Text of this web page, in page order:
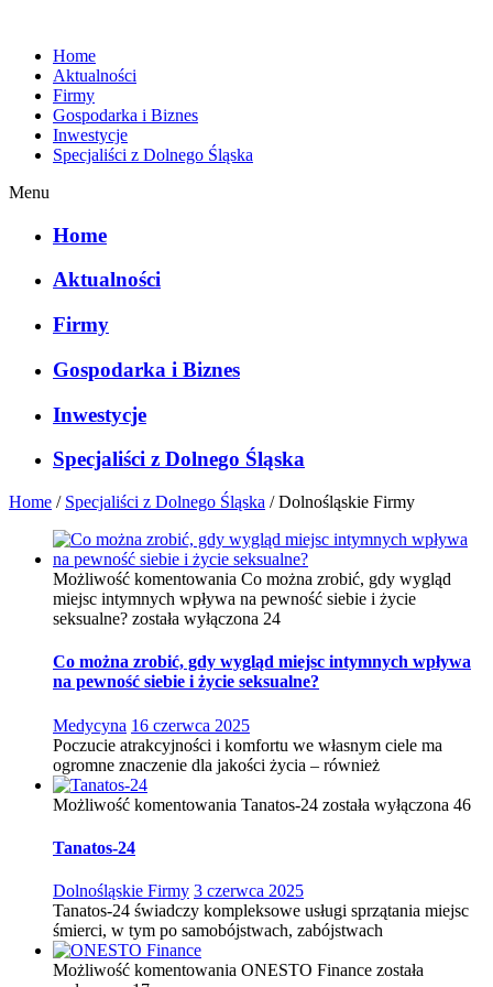
Home
Aktualności
Firmy
Gospodarka i Biznes
Inwestycje
Specjaliści z Dolnego Śląska
Menu
Home
Aktualności
Firmy
Gospodarka i Biznes
Inwestycje
Specjaliści z Dolnego Śląska
Home / Specjaliści z Dolnego Śląska /Dolnośląskie Firmy
Możliwość komentowania Co można zrobić, gdy wygląd
miejsc intymnych wpływa na pewność siebie i życie
seksualne? została wyłączona 24
Co można zrobić, gdy wygląd miejsc intymnych wpływa
na pewność siebie i życie seksualne?
Medycyna 16 czerwca 2025
Poczucie atrakcyjności i komfortu we własnym ciele ma
ogromne znaczenie dla jakości życia – również
Możliwość komentowania Tanatos-24 została wyłączona 46
Tanatos-24
Dolnośląskie Firmy 3 czerwca 2025
Tanatos-24 świadczy kompleksowe usługi sprzątania miejsc
śmierci, w tym po samobójstwach, zabójstwach
Możliwość komentowania ONESTO Finance została